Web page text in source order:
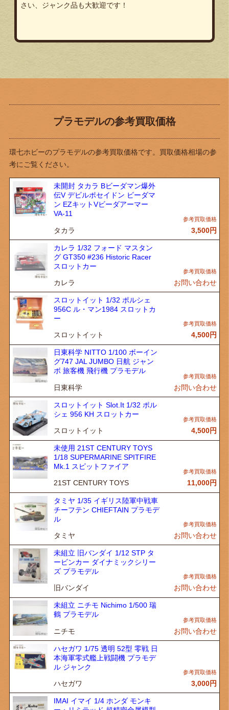
さい、ジャンク品も大歓迎です！
プラモデルの参考買取価格
環七ホビーのプラモデルの参考買取価格です。買取価格相場の参
考にご覧ください。
未開封 タカラ Bビーダマン爆外
伝V デビルポセイドン ビーダマ
ン EZキットVビーダアーマー
VA-11
タカラ 3,500円
カレラ 1/32 フォード マスタン
グ GT350 #236 Historic Racer
スロットカー
カレラ お問い合わせ
スロットイット 1/32 ポルシェ
956C ル・マン1984 スロットカ
ー
スロットイット 4,500円
日東科学 NITTO 1/100 ボーイン
グ747 JAL JUMBO 日航 ジャン
ボ 旅客機 飛行機 プラモデル
日東科学 お問い合わせ
スロットイット Slot.It 1/32 ポル
シェ 956 KH スロットカー
スロットイット 4,500円
未使用 21ST CENTURY TOYS
1/18 SUPERMARINE SPITFIRE
Mk.1 スピットファイア
21ST CENTURY TOYS 11,000円
タミヤ 1/35 イギリス陸軍中戦車
チーフテン CHIEFTAIN プラモデ
ル
タミヤ お問い合わせ
未組立 旧バンダイ 1/12 STP タ
ービンカー ダイナミックシリー
ズ プラモデル
旧バンダイ お問い合わせ
未組立 ニチモ Nichimo 1/500 瑞
鶴 プラモデル
ニチモ お問い合わせ
ハセガワ 1/75 透明 52型 零戦 日
本海軍零式艦上戦闘機 プラモデ
ル ジャンク
ハセガワ 3,000円
IMAI イマイ 1/4 ホンダ モンキ